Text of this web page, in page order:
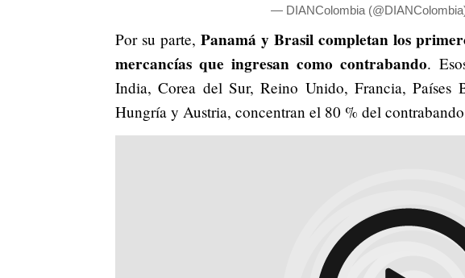
— DIANColombia
Por su parte, Panamá y Brasil completan los
mercancías que ingresan como contrabando.
India, Corea del Sur, Reino Unido, Francia, Países
Hungría y Austria, concentran el 80 % del contrabando